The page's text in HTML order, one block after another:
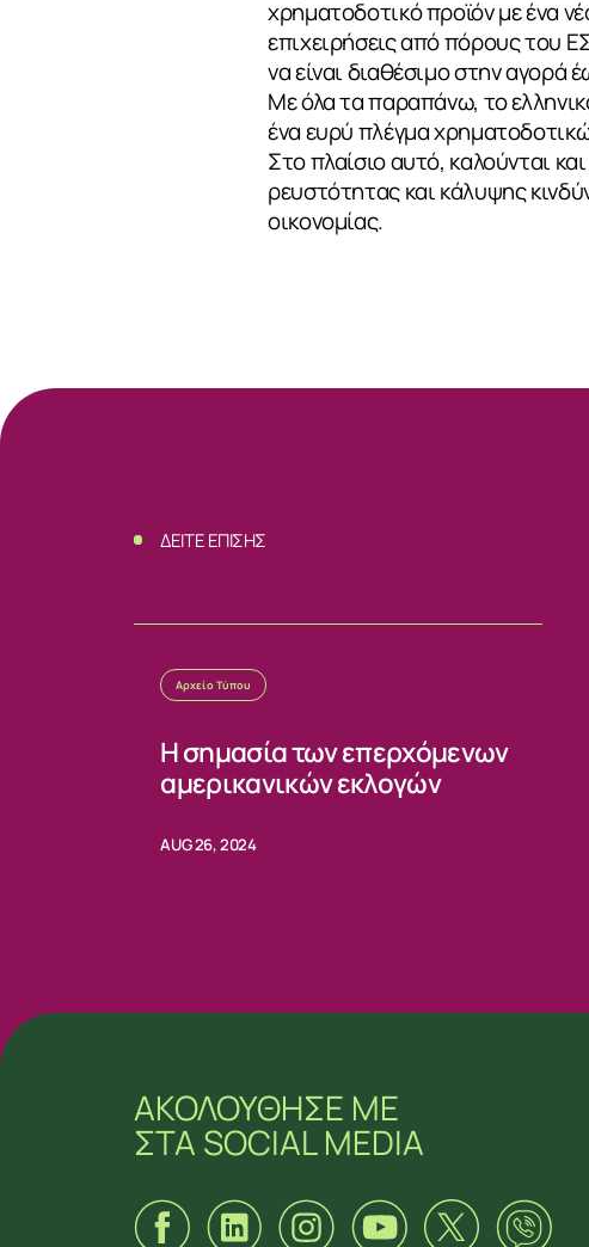
χρηματοδοτικό προϊόν με ένα
επιχειρήσεις από πόρους του
να είναι διαθέσιμο στην αγορά
Με όλα τα παραπάνω, το
ένα ευρύ πλέγμα
Στο πλαίσιο αυτό, καλούνται
ρευστότητας και κάλυψης
οικονομίας.
ΔΕΙΤΕ ΕΠΙΣΗΣ
Αρχείο Τύπου
Η σημασία των επερχόμενων
αμερικανικών εκλογών
AUG 26, 2024
ΑΚΟΛΟΥΘΗΣΕ ΜΕ
ΣΤΑ SOCIAL MEDIA